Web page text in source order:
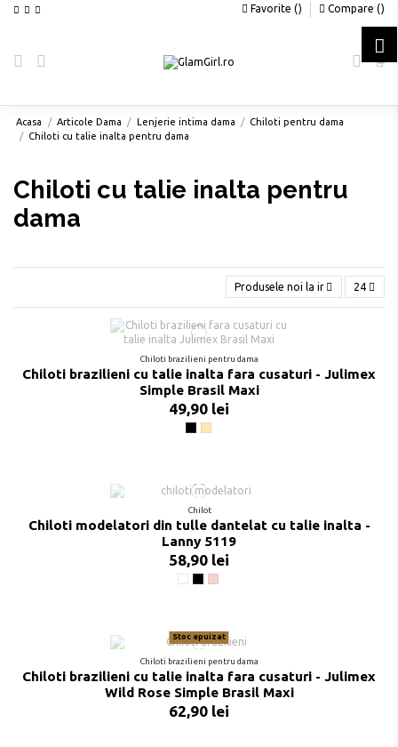
Favorite () Compare ()
Acasa Articole Dama Lenjerie intima dama
Chiloti pentru dama
Chiloti cu talie inalta pentru dama
Chiloti cu talie inalta pentru
dama
Produsele noi la inceput24
Chiloti brazilieni pentru dama
Chiloti brazilieni cu talie inalta fara cusaturi - Julimex
Simple Brasil Maxi
49,90 lei
Negru
Bej
Chilot
Chiloti modelatori din tulle dantelat cu talie inalta -
Lanny 5119
58,90 lei
AlbNegruPoudre
Stoc epuizat
Chiloti brazilieni pentru dama
Chiloti brazilieni cu talie inalta fara cusaturi - Julimex
Wild Rose Simple Brasil Maxi
62,90 lei